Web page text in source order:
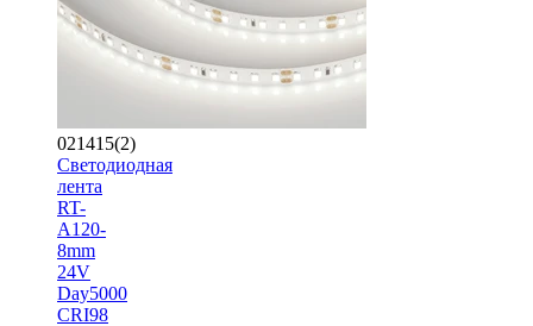
021415(2)
Светодиодная
лента
RT-
A120-
8mm
24V
Day5000
CRI98